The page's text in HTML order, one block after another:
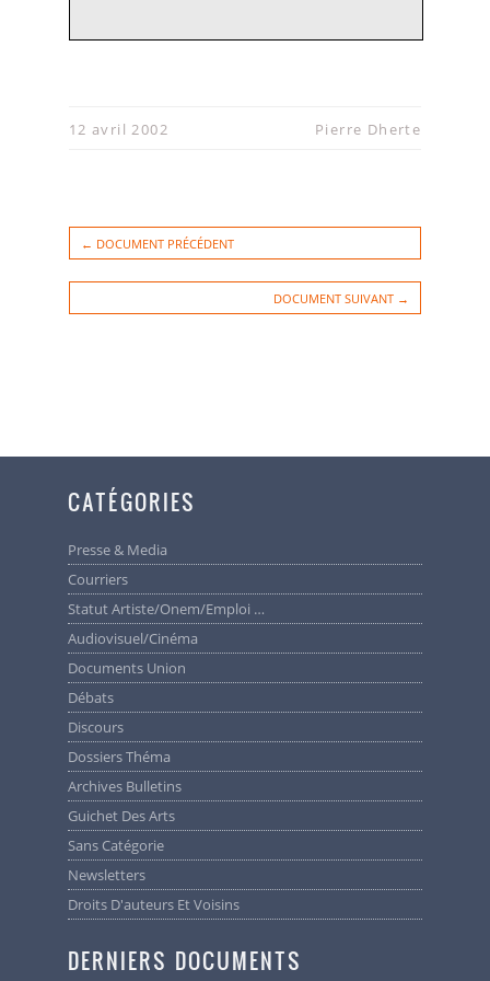
disposition pour tout renseignement complémentaire.
12 avril 2002 Pierre Dherte
← DOCUMENT PRÉCÉDENT
DOCUMENT SUIVANT →
CATÉGORIES
Presse & Media
Courriers
Statut Artiste/Onem/Emploi …
Audiovisuel/cinéma
Documents Union
Débats
Discours
Dossiers Théma
Archives Bulletins
Guichet Des Arts
Sans Catégorie
Newsletters
Droits D'auteurs Et Voisins
DERNIERS DOCUMENTS